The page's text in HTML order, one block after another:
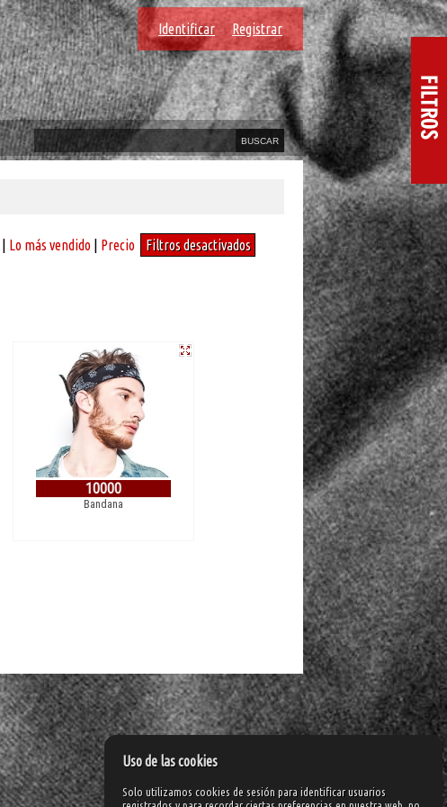
Identificar Registrar
Lo más vendido Precio Filtros desactivados
10000
Bandana
Uso de las cookies
Solo utilizamos cookies de sesión para identificar usuarios